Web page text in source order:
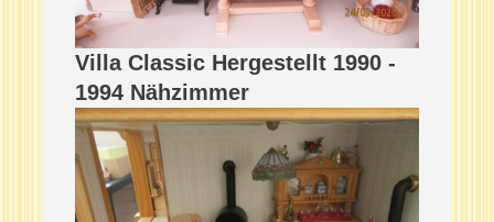
Villa Classic Hergestellt 1990 -
1994 Nähzimmer